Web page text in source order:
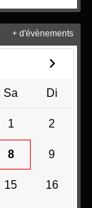
Sa Di
1 2
8 9
15 16
+ d'évènements